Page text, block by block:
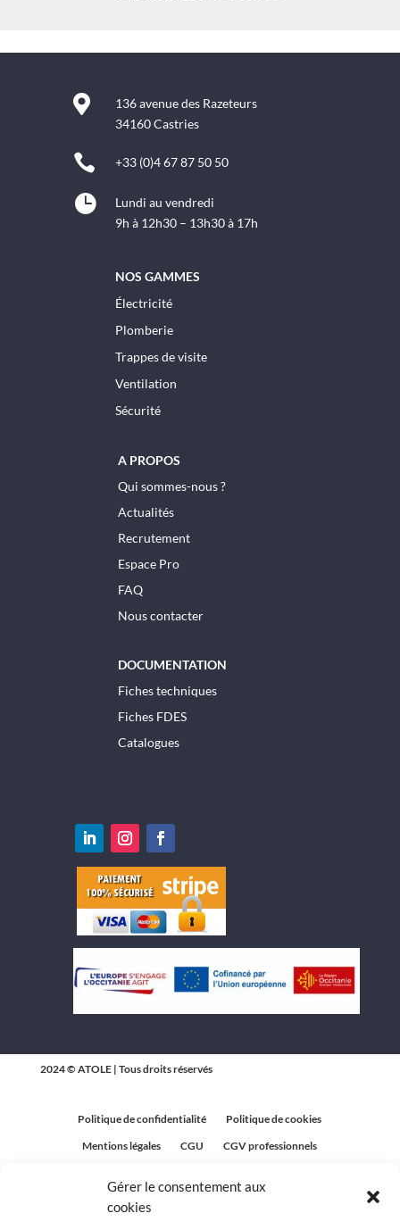
Gérer le consentement aux
cookies

136 avenue des Razeteurs
34160 Castries
 +33 (0)4 67 87 50 50

Lundi au vendredi
9h à 12h30 – 13h30 à 17h
NOS GAMMES
Électricité
Plomberie
Trappes de visite
Ventilation
Sécurité
A PROPOS
Qui sommes-nous ?
Actualités
Recrutement
Espace Pro
FAQ
Nous contacter
DOCUMENTATION
Fiches techniques
Fiches FDES
Catalogues
2024 © ATOLE | Tous droits réservés
Politique de confidentialité
Politique de cookies
Mentions légales
CGU
CGV professionnels
Politique relative aux avis clients